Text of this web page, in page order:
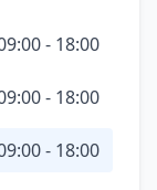
- 18:00
- 18:00
- 18:00